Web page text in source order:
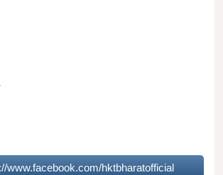
www.facebook.com/hktbharatofficial